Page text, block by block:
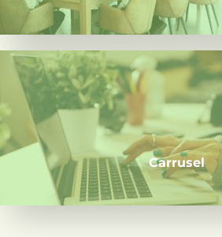
Perfecto para mostrar varios
contar una historia
Carrusel